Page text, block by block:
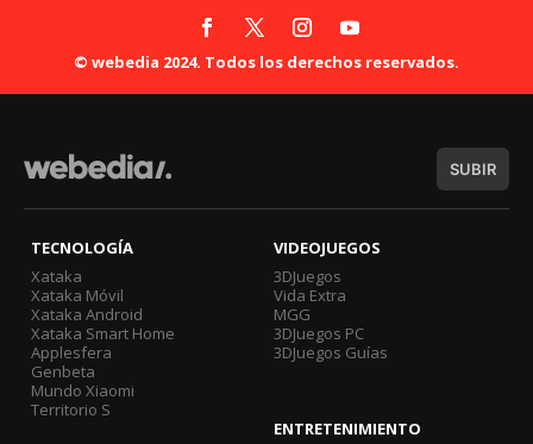
© webedia 2024. Todos los derechos reservados.
SUBIR
TECNOLOGÍA
Xataka
Xataka Móvil
Xataka Android
Xataka Smart Home
Applesfera
Genbeta
Mundo Xiaomi
Territorio S
VIDEOJUEGOS
3DJuegos
Vida Extra
MGG
3DJuegos PC
3DJuegos Guías
ENTRETENIMIENTO